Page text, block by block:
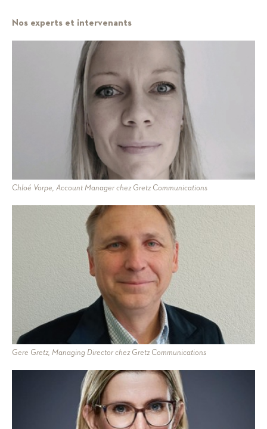
Nos experts et intervenants
Chloé Vorpe, Account Manager chez Gretz Communications
Gere Gretz, Managing Director chez Gretz Communications